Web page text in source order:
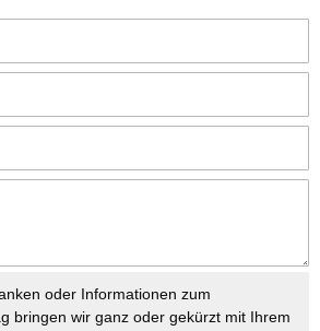
oder Informationen zum
bringen wir ganz oder gekürzt mit Ihrem